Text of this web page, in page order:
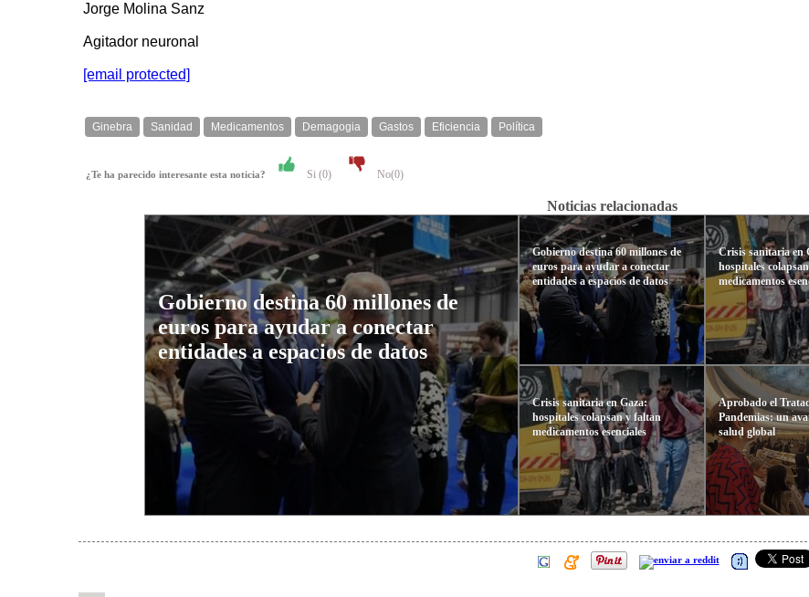
Jorge Molina Sanz
Agitador neuronal
[email protected]
Ginebra Sanidad Medicamentos Demagogia Gastos Eficiencia Política
¿Te ha parecido interesante esta noticia? Si (0) No(0)
Noticias relacionadas
Gobierno destina 60 millones de
euros para ayudar a conectar
entidades a espacios de datos
Gobierno destina 60 millones de
euros para ayudar a conectar
entidades a espacios de datos
Crisis sanitaria en Gaza:
hospitales colapsan y faltan
medicamentos esenciales
Crisis sanitaria en
hospitales
medicamentos
Aprobado el
Pandemias: un
salud global